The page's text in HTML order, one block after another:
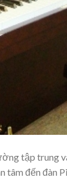
tập trung
tâm đến đàn